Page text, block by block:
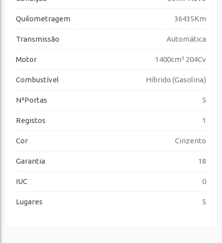
Quilometragem 36435Km
Transmissão Automática
Motor 1400cm³ 204Cv
Combustível Híbrido (Gasolina)
NªPortas 5
Registos 1
Cor Cinzento
Garantia 18
IUC 0
Lugares 5